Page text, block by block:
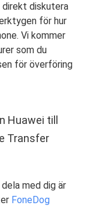
direkt diskutera
för hur
Vi kommer
som du
för överföring
Huawei till
Transfer
med dig är
FoneDog